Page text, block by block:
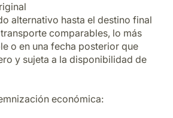
alternativo hasta el destino final
comparables, lo más
o en una fecha posterior que
y sujeta a la disponibilidad de
económica: